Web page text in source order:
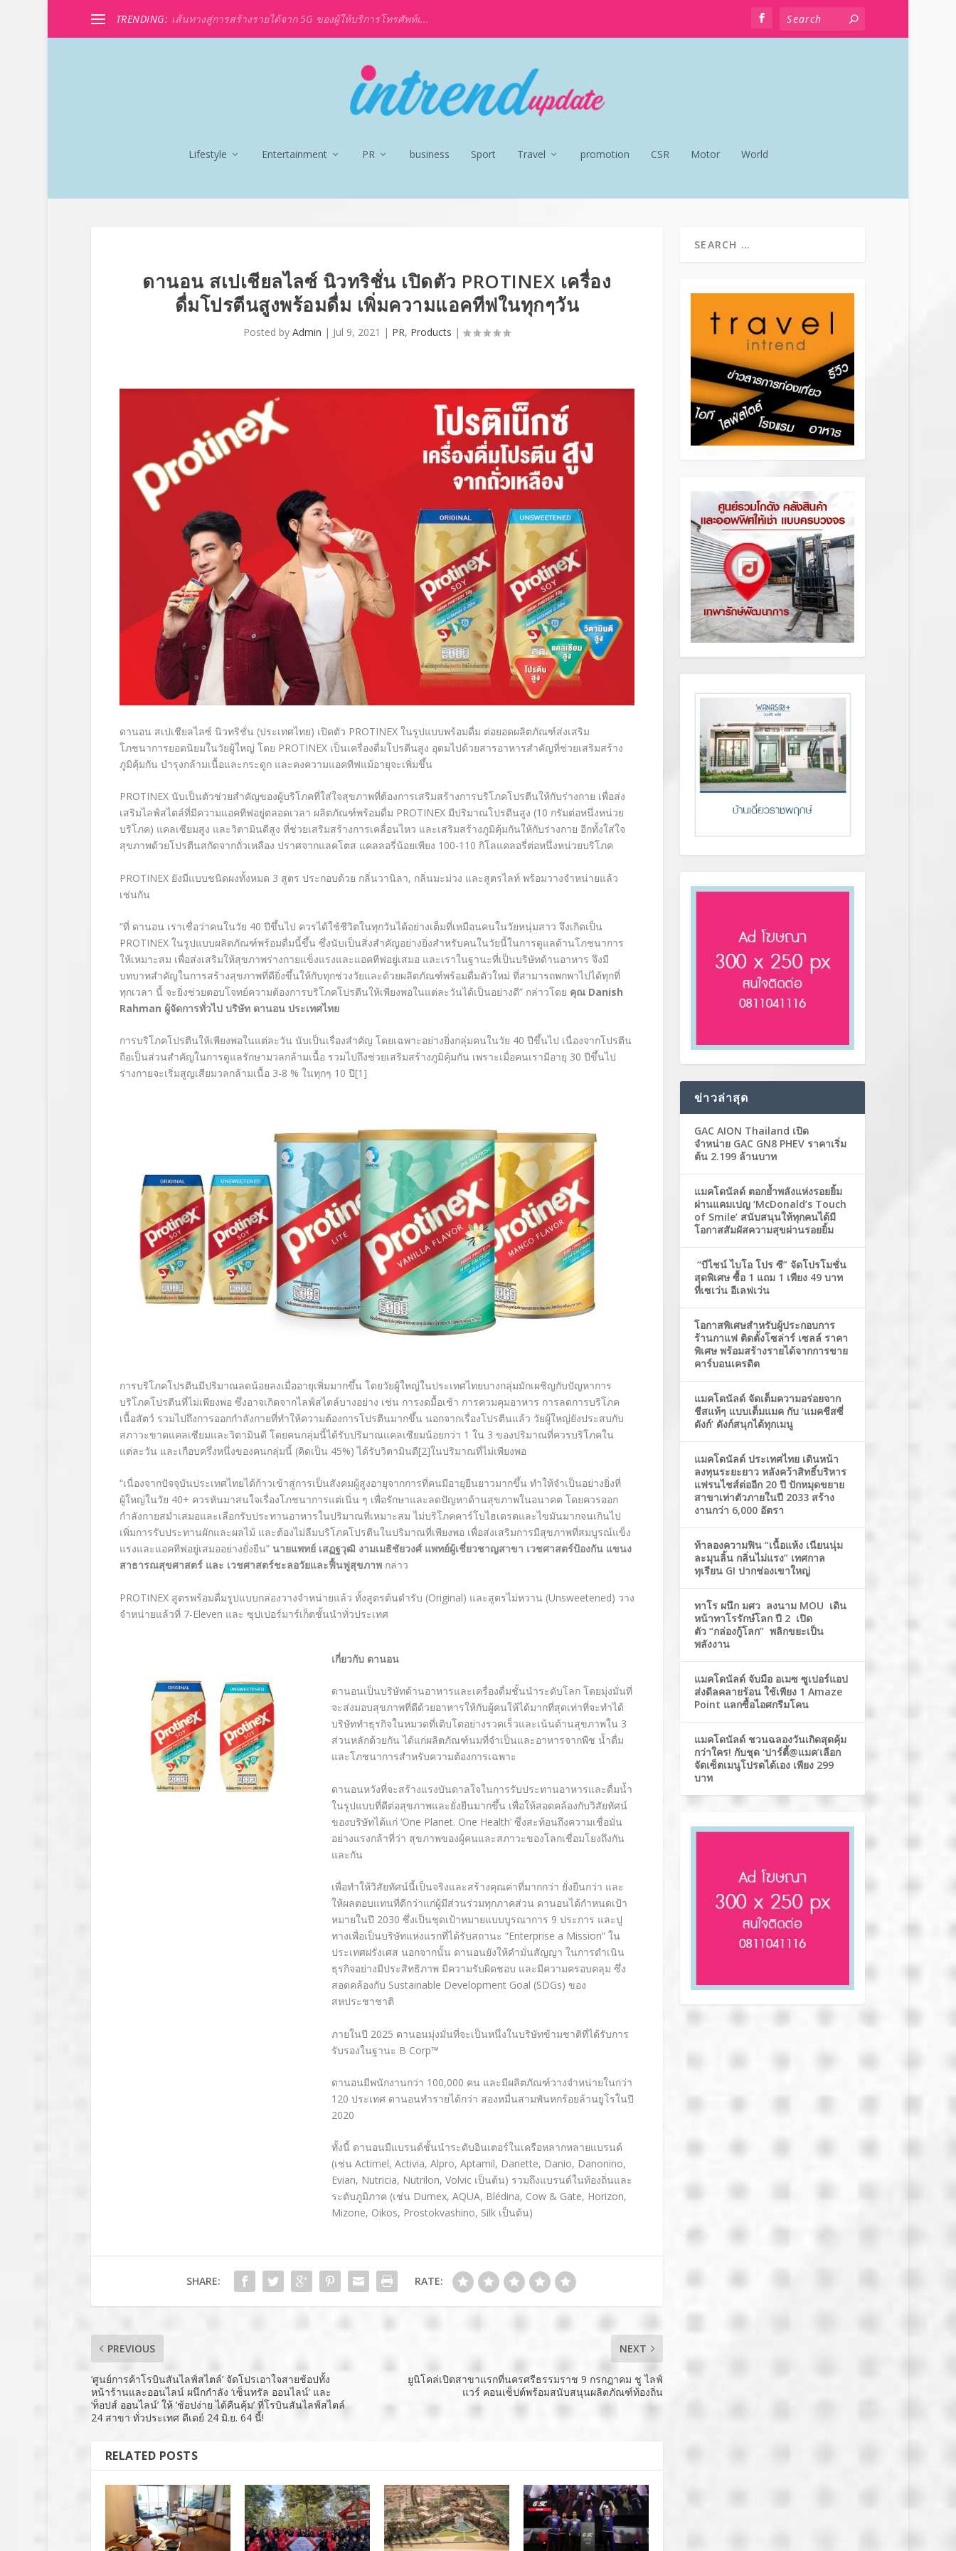
TRENDING: เส้นทางสู่การสร้างรายได้จาก 5G ของผู้ให้บริการโทรศัพท์เ...
Lifestyle Entertainment PR business Sport Travel promotion CSR Motor World
ดานอน สเปเชียลไลซ์ นิวทริชั่น เปิดตัว PROTINEX เครื่อง
ดื่มโปรตีนสูงพร้อมดื่ม เพิ่มความแอคทีฟในทุกๆวัน
Posted byAdmin | Jul 9, 2021 | PR, Products |
ดานอน สเปเชียลไลซ์ นิวทริชั่น (ประเทศไทย) เปิดตัว PROTINEXในรูปแบบพร้อมดื่ม ต่อยอดผลิตภัณฑ์ส่งเสริม
โภชนาการยอดนิยมในวัยผู้ใหญ่ โดย PROTINEX เป็นเครื่องดื่มโปรตีนสูง อุดมไปด้วยสารอาหารสำคัญที่ช่วยเสริมสร้าง
ภูมิคุ้มกัน บำรุงกล้ามเนื้อและกระดูก และคงความแอคทีฟแม้อายุจะเพิ่มขึ้น
PROTINEX นับเป็นตัวช่วยสำคัญของผู้บริโภคที่ใส่ใจสุขภาพที่ต้องการเสริมสร้างการบริโภคโปรตีนให้กับร่างกาย เพื่อส่ง
เสริมไลฟ์สไตล์ที่มีความแอคทีฟอยู่ตลอดเวลา ผลิตภัณฑ์พร้อมดื่ม PROTINEX มีปริมาณโปรตีนสูง (10 กรัมต่อหนึ่งหน่วย
บริโภค) แคลเซียมสูง และวิตามินดีสูง ที่ช่วยเสริมสร้างการเคลื่อนไหว และเสริมสร้างภูมิคุ้มกันให้กับร่างกาย อีกทั้งใส่ใจ
สุขภาพด้วยโปรตีนสกัดจากถั่วเหลือง ปราศจากแลคโตส แคลลอรี่น้อยเพียง 100-110 กิโลแคลอรี่ต่อหนึ่งหน่วยบริโภค
PROTINEX ยังมีแบบชนิดผงทั้งหมด 3 สูตร ประกอบด้วย กลิ่นวานิลา, กลิ่นมะม่วง และสูตรไลท์ พร้อมวางจำหน่ายแล้ว
เช่นกัน
“ที่ ดานอน เราเชื่อว่าคนในวัย 40 ปีขึ้นไป ควรได้ใช้ชีวิตในทุกวันได้อย่างเต็มที่เหมือนคนในวัยหนุ่มสาว จึงเกิดเป็น
PROTINEX ในรูปแบบผลิตภัณฑ์พร้อมดื่มนี้ขึ้น ซึ่งนับเป็นสิ่งสำคัญอย่างยิ่งสำหรับคนในวัยนี้ในการดูแลด้านโภชนาการ
ให้เหมาะสม เพื่อส่งเสริมให้สุขภาพร่างกายแข็งแรงและแอคทีฟอยู่เสมอ และเราในฐานะที่เป็นบริษัทด้านอาหาร จึงมี
บทบาทสำคัญในการสร้างสุขภาพที่ดียิ่งขึ้นให้กับทุกช่วงวัยและด้วยผลิตภัณฑ์พร้อมดื่มตัวใหม่ ที่สามารถพกพาไปได้ทุกที่
ทุกเวลา นี้ จะยิ่งช่วยตอบโจทย์ความต้องการบริโภคโปรตีนให้เพียงพอในแต่ละวันได้เป็นอย่างดี” กล่าวโดย คุณ Danish
Rahman ผู้จัดการทั่วไป บริษัท ดานอน ประเทศไทย
การบริโภคโปรตีนให้เพียงพอในแต่ละวัน นับเป็นเรื่องสำคัญ โดยเฉพาะอย่างยิ่งกลุ่มคนในวัย 40 ปีขึ้นไป เนื่องจากโปรตีน
ถือเป็นส่วนสำคัญในการดูแลรักษามวลกล้ามเนื้อ รวมไปถึงช่วยเสริมสร้างภูมิคุ้มกัน เพราะเมื่อคนเรามีอายุ 30 ปีขึ้นไป
ร่างกายจะเริ่มสูญเสียมวลกล้ามเนื้อ 3-8 % ในทุกๆ 10 ปี[1 ]
การบริโภคโปรตีนมีปริมาณลดน้อยลงเมื่ออายุเพิ่มมากขึ้น โดยวัยผู้ใหญ่ในประเทศไทยบางกลุ่มมักเผชิญกับปัญหาการ
บริโภคโปรตีนที่ไม่เพียงพอ ซึ่งอาจเกิดจากไลฟ์สไตล์บางอย่าง เช่น การงดมื้อเช้า การควมคุมอาหาร การลดการบริโภค
เนื้อสัตว์ รวมไปถึงการออกกำลังกายที่ทำให้ความต้องการโปรตีนมากขึ้น นอกจากเรื่องโปรตีนแล้ว วัยผู้ใหญ่ยังประสบกับ
สภาวะขาดแคลเซียมและวิตามินดี โดยคนกลุ่มนี้ได้รับปริมาณแคลเซียมน้อยกว่า 1 ใน 3 ของปริมาณที่ควรบริโภคใน
แต่ละวัน และเกือบครึ่งหนึ่งของคนกลุ่มนี้ (คิดเป็น 45%) ได้รับวิตามินดี[2]ในปริมาณที่ไม่เพียงพอ
“เนื่องจากปัจจุบันประเทศไทยได้ก้าวเข้าสู่การเป็นสังคมผู้สูงอายุจากการที่คนมีอายุยืนยาวมากขึ้น ทำให้จำเป็นอย่างยิ่งที่
ผู้ใหญ่ในวัย 40+ ควรหันมาสนใจเรื่องโภชนาการแต่เนิ่น ๆ เพื่อรักษาและลดปัญหาด้านสุขภาพในอนาคต โดยควรออก
กำลังกายสม่ำเสมอและเลือกรับประทานอาหารในปริมาณที่เหมาะสม ไม่บริโภคคาร์โบไฮเดรตและไขมันมากจนเกินไป
เพิ่มการรับประทานผักและผลไม้ และต้องไม่ลืมบริโภคโปรตีนในปริมาณที่เพียงพอ เพื่อส่งเสริมการมีสุขภาพที่สมบูรณ์แข็ง
แรงและแอคทีฟอยู่เสมออย่างยั่งยืน” นายแพทย์ เสฏฐวุฒิ งามเมธิชัยวงศ์ แพทย์ผู้เชี่ยวชาญสาขา เวชศาสตร์ป้องกัน แขนง
สาธารณสุขศาสตร์ และ เวชศาสตร์ชะลอวัยและฟื้นฟูสุขภาพ กล่าว
PROTINEX สูตรพร้อมดื่มรูปแบบกล่องวางจำหน่ายแล้ว ทั้งสูตรต้นตำรับ (Original) และสูตรไม่หวาน (Unsweetened) วาง
จำหน่ายแล้วที่ 7-Eleven และ ซุปเปอร์มาร์เก็ตชั้นนำทั่วประเทศ
เกี่ยวกับ ดานอน
ดานอนเป็นบริษัทด้านอาหารและเครื่องดื่มชั้นนำระดับโลก โดยมุ่งมั่นที่
จะส่งมอบสุขภาพที่ดีด้วยอาหารให้กับผู้คนให้ได้มากที่สุดเท่าที่จะทำได้
บริษัททำธุรกิจในหมวดที่เติบโตอย่างรวดเร็วและเน้นด้านสุขภาพใน 3
ส่วนหลักด้วยกัน ได้แก่ผลิตภัณฑ์นมที่จำเป็นและอาหารจากพืช น้ำดื่ม
และโภชนาการสำหรับความต้องการเฉพาะ
ดานอนหวังที่จะสร้างแรงบันดาลใจในการรับประทานอาหารและดื่มน้ำ
ในรูปแบบที่ดีต่อสุขภาพและยั่งยืนมากขึ้น เพื่อให้สอดคล้องกับวิสัยทัศน์
ของบริษัทได้แก่ ‘One Planet. One Health’ ซึ่งสะท้อนถึงความเชื่อมั่น
อย่างแรงกล้าที่ว่า สุขภาพของผู้คนและสภาวะของโลกเชื่อมโยงถึงกัน
และกัน
เพื่อทำให้วิสัยทัศน์นี้เป็นจริงและสร้างคุณค่าที่มากกว่า ยั่งยืนกว่า และ
ให้ผลตอบแทนที่ดีกว่าแก่ผู้มีส่วนร่วมทุกภาคส่วน ดานอนได้กำหนดเป้า
หมายในปี 2030 ซึ่งเป็นชุดเป้าหมายแบบบูรณาการ 9 ประการ และปู
ทางเพื่อเป็นบริษัทแห่งแรกที่ได้รับสถานะ“Enterprise a Mission” ใน
ประเทศฝรั่งเศส นอกจากนั้น ดานอนยังให้คำมั่นสัญญา ในการดำเนิน
ธุรกิจอย่างมีประสิทธิภาพ มีความรับผิดชอบ และมีความครอบคลุม ซึ่ง
สอดคล้องกับ Sustainable Development Goal (SDGs) ของ
สหประชาชาติ
ภายในปี 2025 ดานอนมุ่งมั่นที่จะเป็นหนึ่งในบริษัทข้ามชาติที่ได้รับการ
รับรองในฐานะ B Corp™
ดานอนมีพนักงานกว่า 100,000 คน และมีผลิตภัณฑ์วางจำหน่ายในกว่า
120 ประเทศ ดานอนทำรายได้กว่า สองหมื่นสามพันหกร้อยล้านยูโรในปี
2020
ทั้งนี้ ดานอนมีแบรนด์ชั้นนำระดับอินเตอร์ในเครือหลากหลายแบรนด์
(เช่น Actimel, Activia, Alpro, Aptamil, Danette, Danio, Danonino,
Evian, Nutricia, Nutrilon, Volvic เป็นต้น) รวมถึงแบรนด์ในท้องถิ่นและ
ระดับภูมิภาค (เช่น Dumex, AQUA, Blédina, Cow & Gate, Horizon,
Mizone, Oikos, Prostokvashino, Silk เป็นต้น)
SHARE: RATE:
PREVIOUS
‘ศูนย์การค้าโรบินสันไลฟ์สไตล์’ จัดโปรเอาใจสายช้อปทั้ง
หน้าร้านและออนไลน์ ผนึกกำลัง ‘เซ็นทรัล ออนไลน์’ และ
‘ท็อปส์ ออนไลน์’ ให้ ‘ช้อปง่าย ได้คืนคุ้ม’ ที่โรบินสันไลฟ์สไตล์
24 สาขา ทั่วประเทศ ดีเดย์ 24 มิ.ย. 64 นี้!
NEXT
ยูนิโคล่เปิดสาขาแรกที่นครศรีธรรมราช 9 กรกฎาคม ชู ไลฟ์
แวร์ คอนเซ็ปต์พร้อมสนับสนุนผลิตภัณฑ์ท้องถิ่น
RELATED POSTS
ข่าวล่าสุด
GAC AION Thailand เปิด
จำหน่าย GAC GN8 PHEV ราคาเริ่ม
ต้น 2.199 ล้านบาท
แมคโดนัลด์ ตอกย้ำพลังแห่งรอยยิ้ม
ผ่านแคมเปญ ‘McDonald’s Touch
of Smile’ สนับสนุนให้ทุกคนได้มี
โอกาสสัมผัสความสุขผ่านรอยยิ้ม
“บีไชน์ ไบโอ โปร ซี” จัดโปรโมชั่น
สุดพิเศษ ซื้อ 1 แถม 1 เพียง 49 บาท
ที่เซเว่น อีเลฟเว่น
โอกาสพิเศษสำหรับผู้ประกอบการ
ร้านกาแฟ ติดตั้งโซล่าร์ เซลล์ ราคา
พิเศษ พร้อมสร้างรายได้จากการขาย
คาร์บอนเครดิต
แมคโดนัลด์ จัดเต็มความอร่อยจาก
ชีสแท้ๆ แบบเต็มแมค กับ ‘แมคชีสซี่
ดังก์’ ดังก์สนุกได้ทุกเมนู
แมคโดนัลด์ ประเทศไทย เดินหน้า
ลงทุนระยะยาว หลังคว้าสิทธิ์บริหาร
แฟรนไชส์ต่ออีก 20 ปี ปักหมุดขยาย
สาขาเท่าตัวภายในปี 2033 สร้าง
งานกว่า 6,000 อัตรา
ท้าลองความฟิน “เนื้อแห้ง เนียนนุ่ม
ละมุนลิ้น กลิ่นไม่แรง” เทศกาล
ทุเรียน GI ปากช่องเขาใหญ่
ทาโร ผนึก มศว ลงนาม MOU เดิน
หน้าทาโรรักษ์โลก ปี 2 เปิด
ตัว “กล่องกู้โลก” พลิกขยะเป็น
พลังงาน
แมคโดนัลด์ จับมือ อเมซ ซูเปอร์แอป
ส่งดีลคลายร้อน ใช้เพียง 1 Amaze
Point แลกซื้อไอศกรีมโคน
แมคโดนัลด์ ชวนฉลองวันเกิดสุดคุ้ม
กว่าใคร! กับชุด ‘ปาร์ตี้@แมค’เลือก
จัดเซ็ตเมนูโปรดได้เอง เพียง 299
บาท